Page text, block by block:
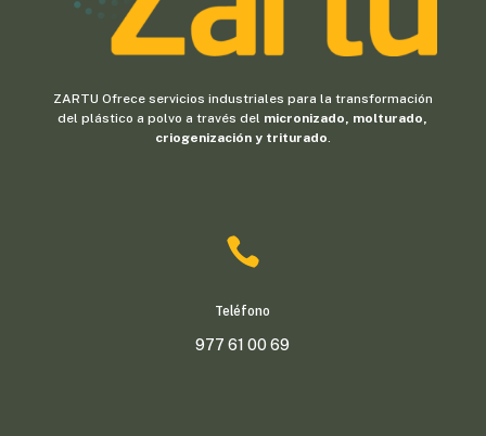
ZARTU Ofrece servicios industriales para la transformación
del plástico a polvo a través del micronizado, molturado,
criogenización y triturado.

Teléfono
977 61 00 69